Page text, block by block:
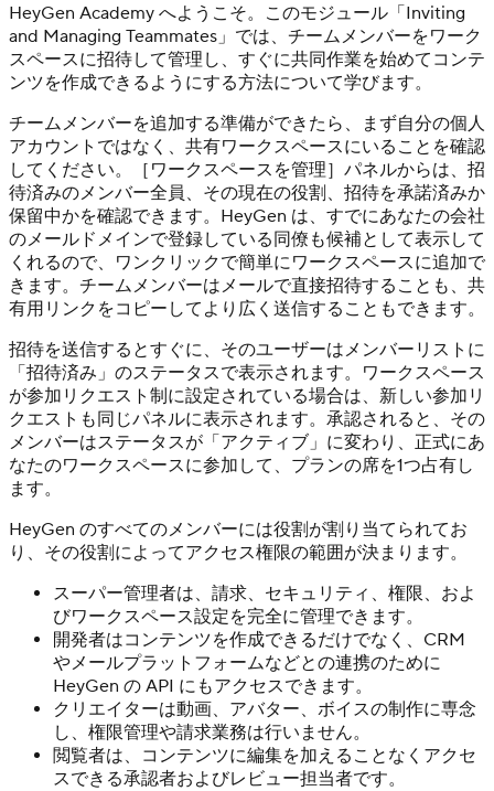
HeyGen Academy へようこそ。このモジュール「Inviting
and Managing Teammates」では、チームメンバーをワーク
スペースに招待して管理し、すぐに共同作業を始めてコンテ
ンツを作成できるようにする方法について学びます。
チームメンバーを追加する準備ができたら、まず自分の個人
アカウントではなく、共有ワークスペースにいることを確認
してください。［ワークスペースを管理］パネルからは、招
待済みのメンバー全員、その現在の役割、招待を承諾済みか
保留中かを確認できます。HeyGen は、すでにあなたの会社
のメールドメインで登録している同僚も候補として表示して
くれるので、ワンクリックで簡単にワークスペースに追加で
きます。チームメンバーはメールで直接招待することも、共
有用リンクをコピーしてより広く送信することもできます。
招待を送信するとすぐに、そのユーザーはメンバーリストに
「招待済み」のステータスで表示されます。ワークスペース
が参加リクエスト制に設定されている場合は、新しい参加リ
クエストも同じパネルに表示されます。承認されると、その
メンバーはステータスが「アクティブ」に変わり、正式にあ
なたのワークスペースに参加して、プランの席を1つ占有し
ます。
HeyGen のすべてのメンバーには役割が割り当てられてお
り、その役割によってアクセス権限の範囲が決まります。
スーパー管理者は、請求、セキュリティ、権限、およ
びワークスペース設定を完全に管理できます。
開発者はコンテンツを作成できるだけでなく、CRM
やメールプラットフォームなどとの連携のために
HeyGen の API にもアクセスできます。
クリエイターは動画、アバター、ボイスの制作に専念
し、権限管理や請求業務は行いません。
閲覧者は、コンテンツに編集を加えることなくアクセ
スできる承認者およびレビュー担当者です。